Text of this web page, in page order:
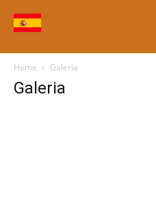
Home Galeria
Galeria